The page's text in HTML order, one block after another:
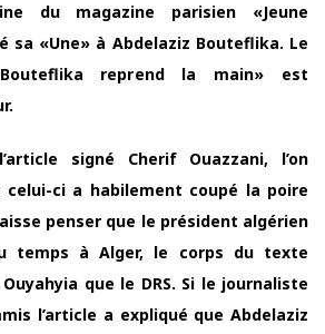
du magazine parisien «Jeune
sa «Une» à Abdelaziz Bouteflika. Le
reprend la main» est
signé Cherif Ouazzani, l’on
ci a habilement coupé la poire
penser que le président algérien
temps à Alger, le corps du texte
que le DRS. Si le journaliste
l’article a expliqué que Abdelaziz